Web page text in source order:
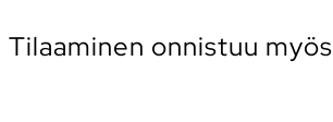
Tilaaminen onnistuu myös